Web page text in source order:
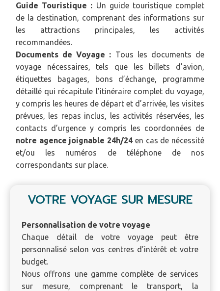
Guide Touristique : Un guide touristique complet
de la destination, comprenant des informations sur
les attractions principales, les activités
recommandées.
Documents de Voyage : Tous les documents de
voyage nécessaires, tels que les billets d’avion,
étiquettes bagages, bons d’échange, programme
détaillé qui récapitule l’itinéraire complet du voyage,
y compris les heures de départ et d’arrivée, les visites
prévues, les repas inclus, les activités réservées, les
contacts d’urgence y compris les coordonnées de
notre agence joignable 24h/24 en cas de nécessité
et/ou les numéros de téléphone de nos
correspondants sur place.
VOTRE VOYAGE SUR MESURE
Personnalisation de votre voyage
Chaque détail de votre voyage peut être
personnalisé selon vos centres d’intérêt et votre
budget.
Nous offrons une gamme complète de services
sur mesure, comprenant le transport, la